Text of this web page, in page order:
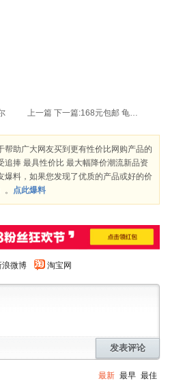
上一篇 下一篇: 168元包邮 龟博士 Turtle Wax 美国 龟牌 T-468 冰蜡 473ml
帮助广大网友买到更有性价比网购产品的
追捧 最具性价比 最大幅降价潮流新品资
爆料，如果您发现了优质的产品或好的价
点此爆料
浪微博 淘宝网
发表评论
最新 最早 最佳